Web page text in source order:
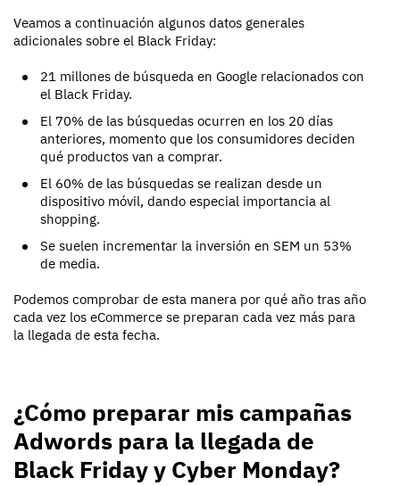
Veamos a continuación algunos datos generales
adicionales sobre el Black Friday:
21 millones de búsqueda en Google relacionados con
el Black Friday.
El 70% de las búsquedas ocurren en los 20 días
anteriores, momento que los consumidores deciden
qué productos van a comprar.
El 60% de las búsquedas se realizan desde un
dispositivo móvil, dando especial importancia al
shopping.
Se suelen incrementar la inversión en SEM un 53%
de media.
Podemos comprobar de esta manera por qué año tras año
cada vez los eCommerce se preparan cada vez más para
la llegada de esta fecha.
¿Cómo preparar mis campañas
Adwords para la llegada de
Black Friday y Cyber Monday?